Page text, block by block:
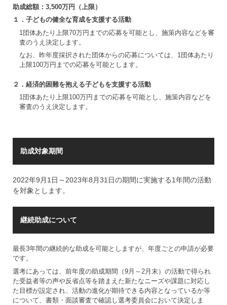
助成総額：3,500万円（上限）
１． 子どもの健全な育成を支援する活動
1団体あたり上限70万円までの応募を可能とし、施策内容などを審
査のうえ決定します。
なお、昨年度採択された団体からの応募については、1団体あたり
上限100万円までの応募を可能とします。
２． 経済的困難を抱える子どもを支援する活動
1団体あたり上限100万円までの応募を可能とし、施策内容などを
審査のうえ決定します。
助成対象期間
2022年9月1日～2023年8月31日の期間に実施する1年間の活動
を対象とします。
継続助成について
最長3年間の継続的な助成を可能としますが、年度ごとの申請が必要
です。
選考にあっては、前年度の助成期間（9月～2月末）の活動で得られ
た受益者等の声や反省点等を踏まえた新たなニーズや課題に対応し
た目標が設定され、活動の進化が期待できる内容となっているか等
について、書類・面談審査で確認し選考委員会において決定しま